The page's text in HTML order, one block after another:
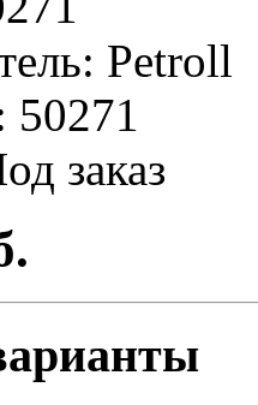
Petroll
50271
заказ